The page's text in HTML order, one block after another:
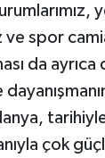
spor
da
çok